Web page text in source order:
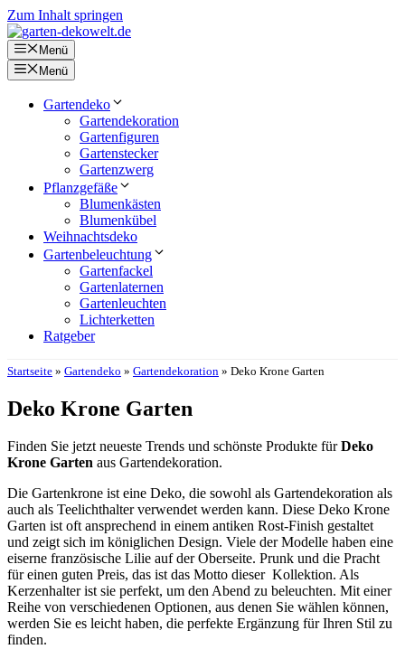
Zum Inhalt springen
Menü
Menü
Gartendeko
Gartendekoration
Gartenfiguren
Gartenstecker
Gartenzwerg
Pflanzgefäße
Blumenkästen
Blumenkübel
Weihnachtsdeko
Gartenbeleuchtung
Gartenfackel
Gartenlaternen
Gartenleuchten
Lichterketten
Ratgeber
Startseite » Gartendeko » Gartendekoration » Deko Krone Garten
Deko Krone Garten
Finden Sie jetzt neueste Trends und schönste Produkte fürDeko
Krone Garten aus Gartendekoration.
Die Gartenkrone ist eine Deko, die sowohl als Gartendekoration als
auch als Teelichthalter verwendet werden kann. Diese Deko Krone
Garten ist oft ansprechend in einem antiken Rost-Finish gestaltet
und zeigt sich im königlichen Design. Viele der Modelle haben eine
eiserne französische Lilie auf der Oberseite. Prunk und die Pracht
für einen guten Preis, das ist das Motto dieser Kollektion. Als
Kerzenhalter ist sie perfekt, um den Abend zu beleuchten. Mit einer
Reihe von verschiedenen Optionen, aus denen Sie wählen können,
werden Sie es leicht haben, die perfekte Ergänzung für Ihren Stil zu
finden.